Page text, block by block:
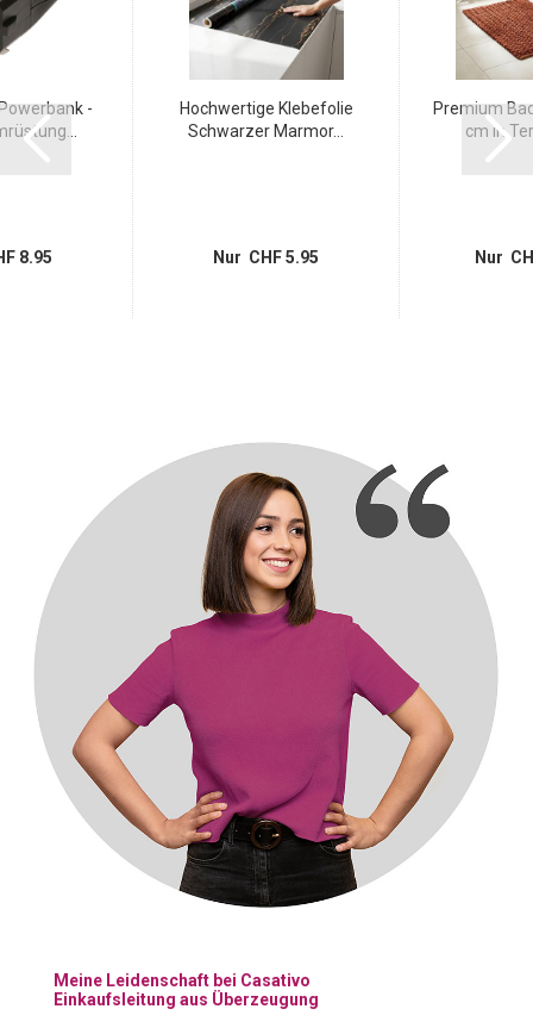
-
8.95
Hochwertige Klebefolie
Schwarzer Marmor...
Nur CHF 5.95
Premium
cm in
Nur
Meine Leidenschaft bei Casativo
Einkaufsleitung aus Überzeugung